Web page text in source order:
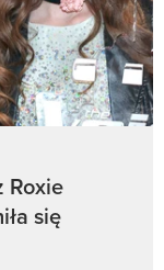
Roxie
się